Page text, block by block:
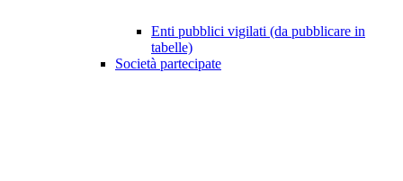
Enti pubblici vigilati (da pubblicare in
tabelle)
Società partecipate